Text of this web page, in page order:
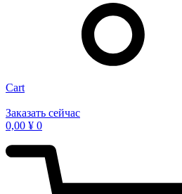
Cart
Заказать сейчас
0,00 ¥ 0